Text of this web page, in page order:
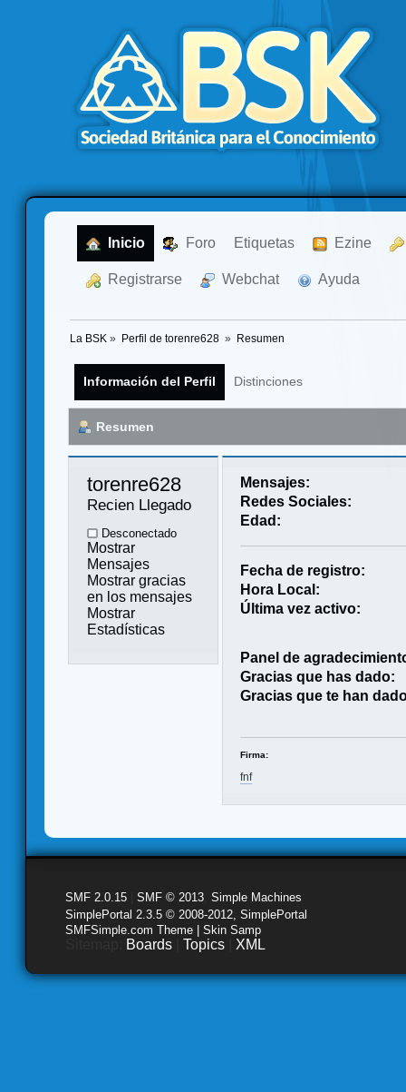
Inicio Foro Etiquetas Ezine
Registrarse Webchat Ayuda
La BSK » Perfil de torenre628 » Resumen
Información del Perfil Distinciones
Resumen
torenre628
Recien Llegado
Desconectado
Mostrar
Mensajes
Mostrar gracias
en los mensajes
Mostrar
Estadísticas
Mensajes:
Redes Sociales:
Edad:
Fecha de registro:
Hora Local:
Última vez activo:
Panel de
Gracias que has dado:
Gracias que te han
Firma:
fnf
SMF 2.0.15 SMF © 2013 Simple Machines
SimplePortal 2.3.5 © 2008-2012, SimplePortal
SMFSimple.com Theme | Skin Samp
Boards Topics XML